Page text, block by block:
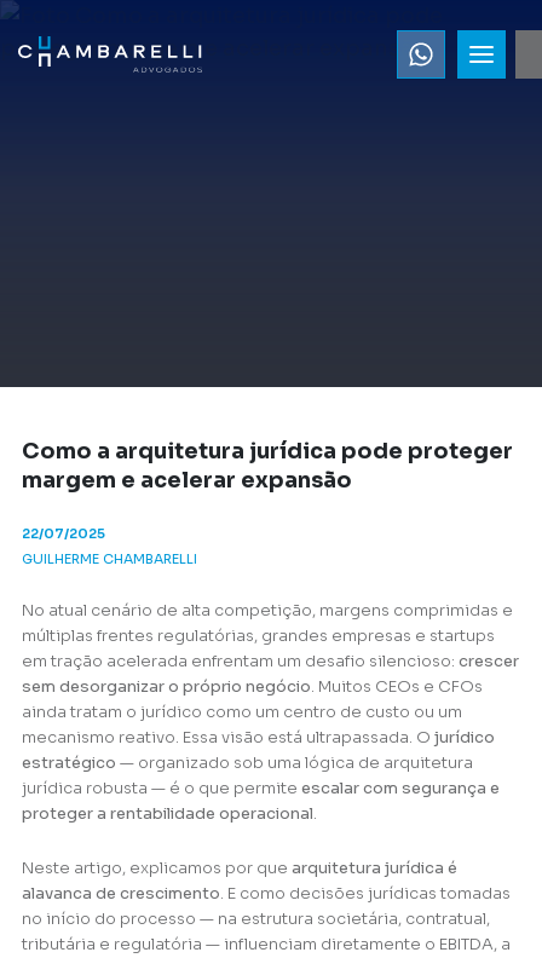
Como a arquitetura jurídica pode proteger
margem e acelerar expansão
22/07/2025
GUILHERME CHAMBARELLI
No atual cenário de alta competição, margens comprimidas e
múltiplas frentes regulatórias, grandes empresas e startups
em tração acelerada enfrentam um desafio silencioso: crescer
sem desorganizar o próprio negócio. Muitos CEOs e CFOs
ainda tratam o jurídico como um centro de custo ou um
mecanismo reativo. Essa visão está ultrapassada. O jurídico
estratégico — organizado sob uma lógica de arquitetura
jurídica robusta — é o que permite escalar com segurança e
proteger a rentabilidade operacional.
Neste artigo, explicamos por que arquitetura jurídica é
alavanca de crescimento. E como decisões jurídicas tomadas
no início do processo — na estrutura societária, contratual,
tributária e regulatória — influenciam diretamente o EBITDA, a